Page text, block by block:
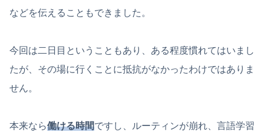
などを伝えることもできました。
今回は二日目ということもあり、ある程度慣れてはいまし
たが、その場に行くことに抵抗がなかったわけではありま
せん。
本来なら働ける時間ですし、ルーティンが崩れ、言語学習